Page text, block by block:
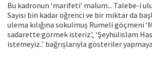
Bu kadronun ‘marifeti’ malum... Talebe-i
Sayısı bin kadar öğrenci ve bir miktar da
ulema kılığına sokulmuş Rumeli göçmeni
sadarette görmek isteriz.’, ‘Şeyhülislam
istemeyiz..’ bağrışlarıyla gösteriler